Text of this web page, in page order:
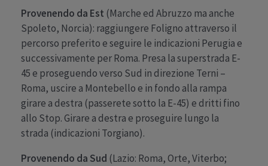
Provenendo da Est (Marche ed Abruzzo ma anche
Spoleto, Norcia): raggiungere Foligno attraverso il
percorso preferito e seguire le indicazioni Perugia e
successivamente per Roma. Presa la superstrada E-
45 e proseguendo verso Sud in direzione Terni –
Roma, uscire a Montebello e in fondo alla rampa
girare a destra (passerete sotto la E-45) e dritti fino
allo Stop. Girare a destra e proseguire lungo la
strada (indicazioni Torgiano).
Provenendo da Sud (Lazio: Roma, Orte, Viterbo;